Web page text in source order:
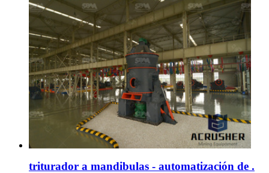
triturador a mandibulas - automatización de .